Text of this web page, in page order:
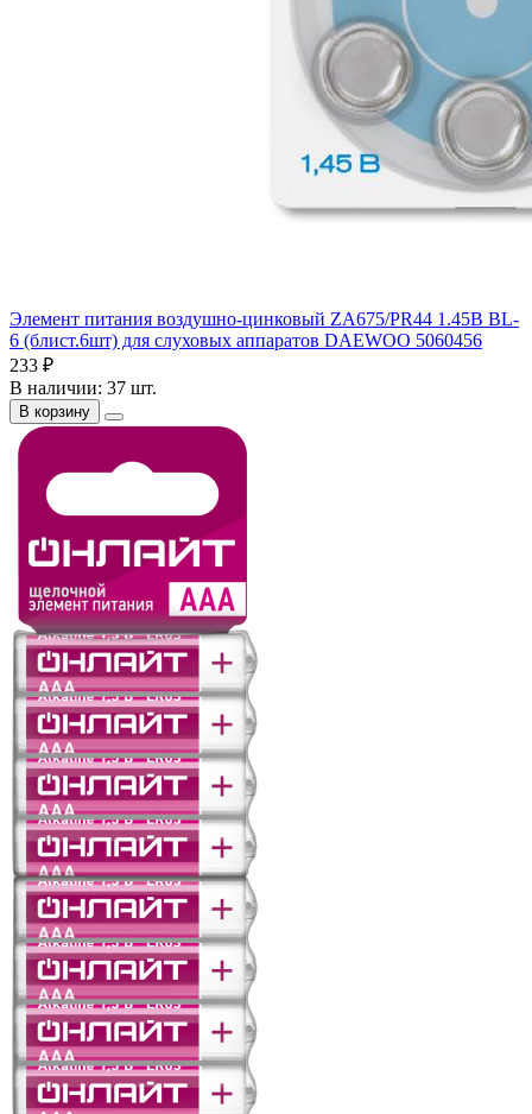
Элемент питания воздушно-цинковый ZA675/PR44 1.45В BL-
6 (блист.6шт) для слуховых аппаратов DAEWOO 5060456
233 ₽
В наличии: 37 шт.
В корзину